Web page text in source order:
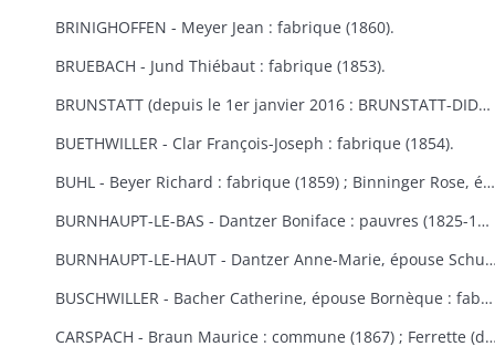
BRINIGHOFFEN - Meyer Jean : fabrique (1860).
BRUEBACH - Jund Thiébaut : fabrique (1853).
BRUNSTATT (depuis le 1er janvier 2016 : BRUNSTATT-DIDENHEIM) - Moesch François Antoine : fabrique (1818) ; Schultz Antoine : fabrique (1856) ; Voegtlin Georges : fabrique (1862).
BUETHWILLER - Clar François-Joseph : fabrique (1854).
BUHL - Beyer Richard : fabrique (1859) ; Binninger Rose, épouse Jenny : fabrique (1823) ; Cladell Reine, Hoeblen Catherine, Keck Bernard, Marbach Joseph : fabrique (1850) ; Gilg Madeleine, épouse Beck : fabrique (1829) ; Gutschenreiter Dominique : fabrique (1853) ; Hiltenbrand Dominique : fabrique (1852) ; Kungler Dominique : fabrique (1851) ; Macbacher Joseph, Neyer Dominique, Niess Jean, Tenzinger Madeleine : fabrique (1850) ; Zeny Jean : fabrique (1848).
BURNHAUPT-LE-BAS - Dantzer Boniface : pauvres (1825-1830) ; Dantzer François Joseph : fabrique (1834).
BURNHAUPT-LE-HAUT - Dantzer Anne-Marie, épouse Schuler : fabrique (1825) ; Hirth Georges : fabrique (1853) ; Kroener Thiébaut, Schwebelin Elisabeth : fabrique (1841) ; Mackerer Louis : fabrique (1846) ; Schwebelen Catherine : pauvres (1870).
BUSCHWILLER - Bacher Catherine, épouse Bornèque : fabrique (1867-1869) ; Woog Nathan : communauté israélite (1869).
CARSPACH - Braun Maurice : commune (1867) ; Ferrette (de) Jean-Baptiste : pauvres (1832).